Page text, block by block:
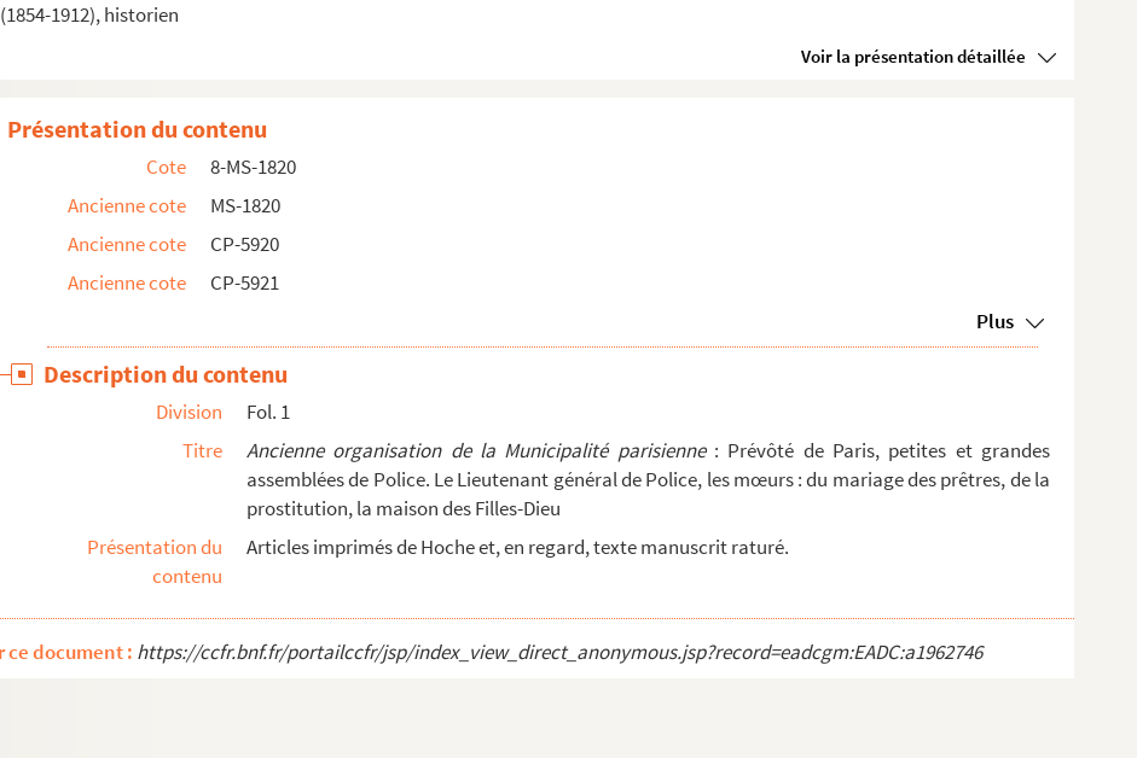
1912), historien
Voir la présentation détaillée
à la série Y des Archives nationales
: Prévôté de Paris, petites et grandes assemblé...
l'Hôtel de Ville
la garde bourgeoise
les maisons de refuge et de force
sur les rues de Paris occidental
Présentation du contenu
Cote
8-MS-1820
Ancienne cote
MS-1820
Ancienne cote
CP-5920
Ancienne cote
CP-5921
Plus
Description du contenu
Division
Fol. 1
Titre
Ancienne organisation de la Municipalité parisienne: Prévôté de Paris, petites et grandes
assemblées de Police. Le Lieutenant général de Police, les mœurs : du mariage des prêtres, de la
prostitution, la maison des Filles-Dieu
Présentation du
contenu
Articles imprimés de Hoche et, en regard, texte manuscrit raturé.
ce document : https://ccfr.bnf.fr/portailccfr/jsp/index_view_direct_anonymous.jsp?record=eadcgm:EADC:a1962746